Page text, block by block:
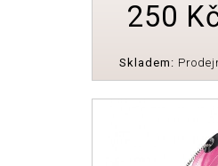
250
Skladem: